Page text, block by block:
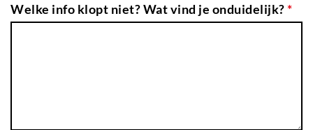
Welke info klopt niet? Wat vind je onduidelijk?*